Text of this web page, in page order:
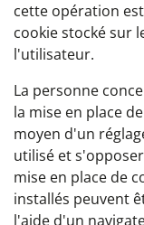
cette opération
cookie stocké sur
l'utilisateur.
La personne
la mise en place
moyen d'un
utilisé et
mise en place de
installés peuvent
l'aide d'un